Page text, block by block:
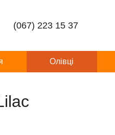
(067) 223 15 37
Олівці